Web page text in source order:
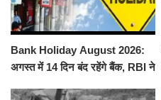
Bank Holiday August 2026:
अगस्त में 14 दिन बंद रहेंगे बैंक, RBI ने